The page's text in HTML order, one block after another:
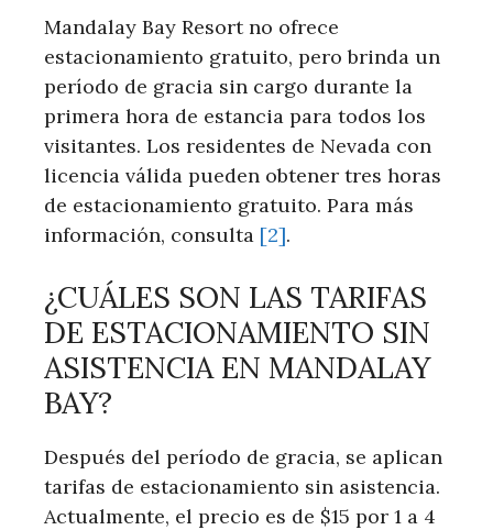
Mandalay Bay ⁤Resort no ofrece
estacionamiento gratuito, pero brinda ‌un
período de gracia sin cargo durante la
primera hora de estancia para todos⁣ los
visitantes. Los residentes de Nevada con
licencia válida pueden ⁣obtener tres horas
de estacionamiento gratuito. Para más
información, consulta [2].
¿CUÁLES SON LAS TARIFAS
DE ESTACIONAMIENTO SIN ​
ASISTENCIA‍ EN MANDALAY
BAY?
Después del período de⁢ gracia, se aplican
tarifas de estacionamiento sin asistencia.
Actualmente, el precio es de $15⁢ por 1 a 4